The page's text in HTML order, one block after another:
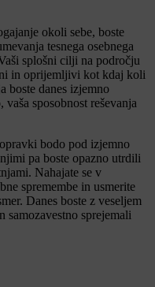
okoli sebe, boste
tesnega osebnega
splošni cilji na področju
in oprijemljivi kot kdaj koli
boste danes izjemno
sposobnost reševanja
bodo pod izjemno
pa boste opazno utrdili
Nahajate se v
spremembe in usmerite
Danes boste z veseljem
samozavestno sprejemali